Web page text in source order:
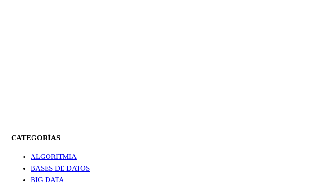
CATEGORÍAS
ALGORITMIA
BASES DE DATOS
BIG DATA